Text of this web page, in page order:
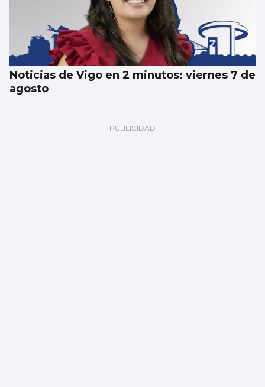
Noticias de Vigo en 2 minutos: viernes 7 de
agosto